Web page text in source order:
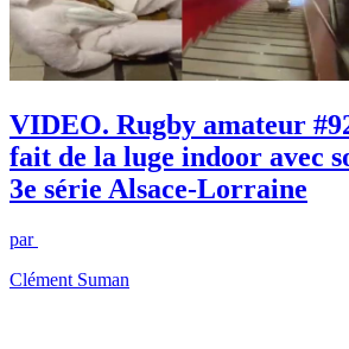
VIDEO. Rugby amateur
fait de la luge indoor avec
3e série Alsace-Lorraine
par
Clément Suman